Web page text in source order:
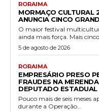
RORAIMA
MORMAÇO CULTURAL
ANUNCIA CINCO
O maior festival
ainda mais força. Mais
5 de agosto de 2026
RORAIMA
EMPRESÁRIO PRESO
FRAUDES NA
DEPUTADO ESTADUAL
Pouco mais de seis meses
durante a Operação...